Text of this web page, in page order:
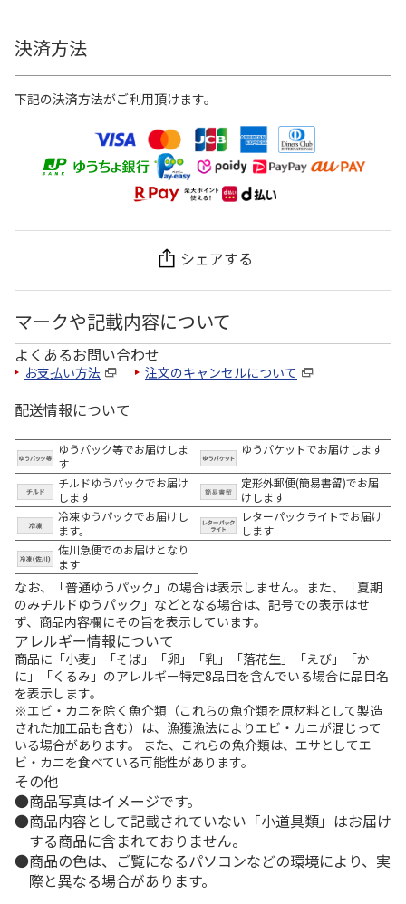
決済方法
下記の決済方法がご利用頂けます。
シェアする
マークや記載内容について
よくあるお問い合わせ
お支払い方法 注文のキャンセルについて
配送情報について
ゆうパック等でお届けしま
す
ゆうパケットでお届けします
チルドゆうパックでお届け
します
定形外郵便(簡易書留)でお届
けします
冷凍ゆうパックでお届けし
ます。
レターパックライトでお届け
します
佐川急便でのお届けとなり
ます
なお、「普通ゆうパック」の場合は表示しません。また、「夏期
のみチルドゆうパック」などとなる場合は、記号での表示はせ
ず、商品内容欄にその旨を表示しています。
アレルギー情報について
商品に「小麦」「そば」「卵」「乳」「落花生」「えび」「か
に」「くるみ」のアレルギー特定8品目を含んでいる場合に品目名
を表示します。
※エビ・カニを除く魚介類（これらの魚介類を原材料として製造
された加工品も含む）は、漁獲漁法によりエビ・カニが混じって
いる場合があります。 また、これらの魚介類は、エサとしてエ
ビ・カニを食べている可能性があります。
その他
商品写真はイメージです。
商品内容として記載されていない「小道具類」はお届け
する商品に含まれておりません。
商品の色は、ご覧になるパソコンなどの環境により、実
際と異なる場合があります。